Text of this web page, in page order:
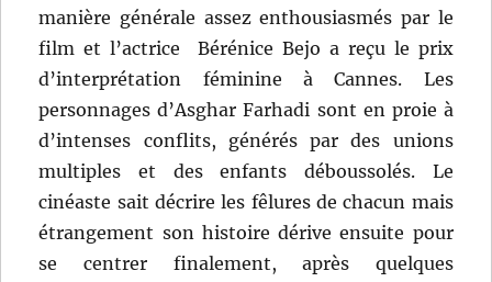
manière générale assez enthousiasmés par le
film et l’actrice Bérénice Bejo a reçu le prix
d’interprétation féminine à Cannes. Les
personnages d’Asghar Farhadi sont en proie à
d’intenses conflits, générés par des unions
multiples et des enfants déboussolés. Le
cinéaste sait décrire les fêlures de chacun mais
étrangement son histoire dérive ensuite pour
se centrer finalement, après quelques